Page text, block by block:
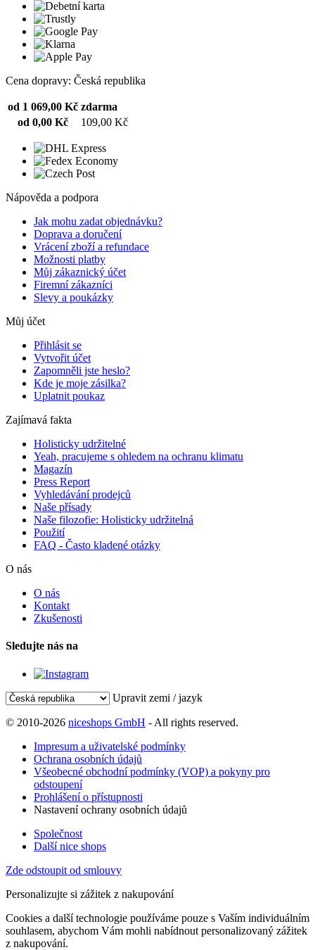
Cena dopravy: Česká republika
od 1 069,00 Kč zdarma
od 0,00 Kč
109,00 Kč
Nápověda a podpora
Jak mohu zadat objednávku?
Doprava a doručení
Vrácení zboží a refundace
Možnosti platby
Můj zákaznický účet
Firemní zákazníci
Slevy a poukázky
Můj účet
Přihlásit se
Vytvořit účet
Zapomněli jste heslo?
Kde je moje zásilka?
Uplatnit poukaz
Zajímavá fakta
Holisticky udržitelné
Yeah, pracujeme s ohledem na ochranu klimatu
Magazín
Press Report
Vyhledávání prodejců
Naše přísady
Naše filozofie: Holisticky udržitelná
Použití
FAQ - Často kladené otázky
O nás
O nás
Kontakt
Zkušenosti
Sledujte nás na
Upravit zemi / jazyk
© 2010-2026 niceshops GmbH - All rights reserved.
Impresum a uživatelské podmínky
Ochrana osobních údajů
Všeobecné obchodní podmínky (VOP) a pokyny pro
odstoupení
Prohlášení o přístupnosti
Nastavení ochrany osobních údajů
Společnost
Další nice shops
Zde odstoupit od smlouvy
Personalizujte si zážitek z nakupování
Cookies a další technologie používáme pouze s Vaším individuálním
souhlasem, abychom Vám mohli nabídnout personalizovaný zážitek
z nakupování.